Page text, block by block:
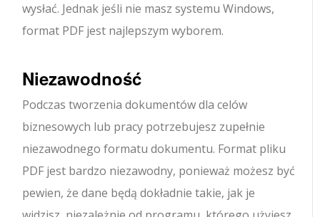
wysłać. Jednak jeśli nie masz systemu Windows,
format PDF jest najlepszym wyborem.
Niezawodność
Podczas tworzenia dokumentów dla celów
biznesowych lub pracy potrzebujesz zupełnie
niezawodnego formatu dokumentu. Format pliku
PDF jest bardzo niezawodny, ponieważ możesz być
pewien, że dane będą dokładnie takie, jak je